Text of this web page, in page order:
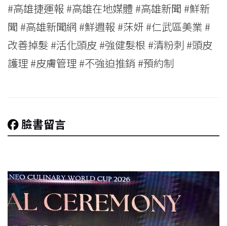
#高雄捷運報 #高雄在地媒體 #高雄新聞 #鮮新
聞 #高雄新聞網 #鮮週報 #莯妍 #仁武區美業 #
改善掉髮 #活化頭皮 #強健髮根 #清粉刺 #頭皮
護理 #皮膚管理 #不強迫推銷 #預約制
臉書留言